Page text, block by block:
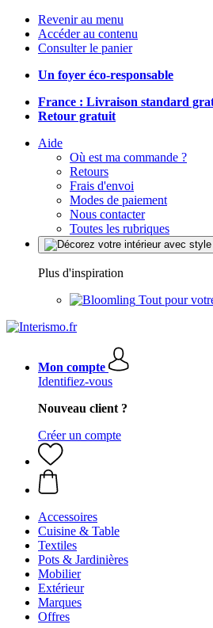
Revenir au menu
Accéder au contenu
Consulter le panier
Un foyer éco-responsable
France : Livraison standard
Retour gratuit
Aide
Où est ma commande ?
Retours
Frais d'envoi
Modes de paiement
Nous contacter
Toutes les rubriques
Plus d'inspiration
Tout pour
Mon compte
Identifiez-vous
Nouveau client ?
Créer un compte
Accessoires
Cuisine & Table
Textiles
Pots & Jardinières
Mobilier
Extérieur
Marques
Offres